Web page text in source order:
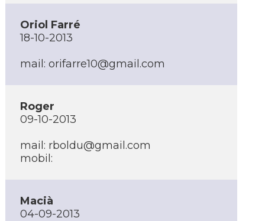
Oriol Farré
18-10-2013
mail: orifarre10@gmail.com
Roger
09-10-2013
mail: rboldu@gmail.com
mobil:
Macià
04-09-2013